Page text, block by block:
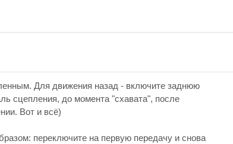
Для движения назад - включите заднюю
сцепления, до момента "схавата", после
Вот и всё)
переключите на первую передачу и снова